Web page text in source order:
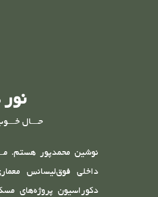
نور
حـــال
نوشین محمدپور هستم.
داخلی فوق‌لیسانس
دکوراسیون پروژه‌های